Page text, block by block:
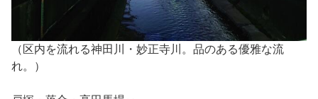
（区内を流れる神田川・妙正寺川。品のある優雅な流
れ。）